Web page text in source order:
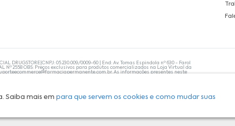
Saiba mais empara que servem os cookies e como mudar suas
DRUGSTORE|CNPJ: 05.230.009/0009-60 | End: Av. Tomas Espindola nº 630 - Farol
Nº 2558 OBS: Preços exclusivos para produtos comercializados na Loja Virtual da
. As informações presentes neste
um profissional da área médica. Apenas o médico está capacitado para
um médico deve ser consultado. A Farmácia Permanente trabalha com as
tranquilidade. A privacidade e a segurança dos clientes são compromissos da
de produto em nosso estoque.